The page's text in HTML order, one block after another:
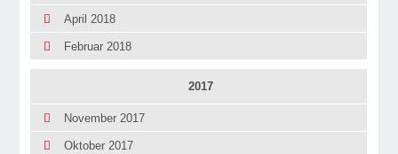
April 2018
Februar 2018
2017
November 2017
Oktober 2017